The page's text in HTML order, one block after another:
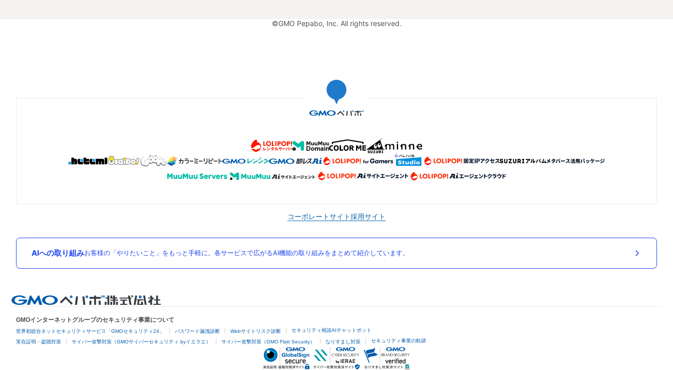
©GMO Pepabo, Inc. All rights reserved.
コーポレートサイト採用サイト
AIへの取り組みお客様の「やりたいこと」をもっと手軽に。各サービスで広がるAI機能の取り組みをまとめて紹介しています。
GMOインターネットグループのセキュリティ事業について
世界初総合ネットセキュリティサービス「GMOセキュリティ24」 パスワード漏洩診断 Webサイトリスク診断 セキュリティ相談AIチャットボット
実在証明・盗聴対策 サイバー攻撃対策（GMOサイバーセキュリティ byイエラエ） サイバー攻撃対策（GMO Flatt Security） なりすまし対策 セキュリティ事業の軌跡